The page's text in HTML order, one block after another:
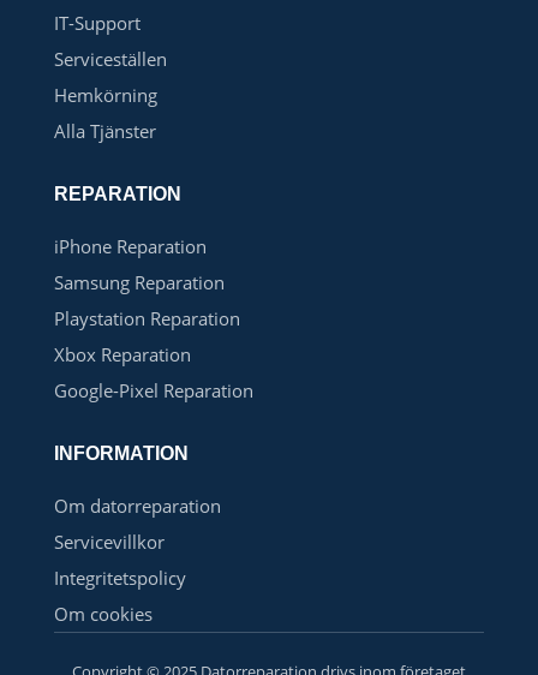
IT-Support
Serviceställen
Hemkörning
Alla Tjänster
REPARATION
iPhone Reparation
Samsung Reparation
Playstation Reparation
Xbox Reparation
Google-Pixel Reparation
INFORMATION
Om datorreparation
Servicevillkor
Integritetspolicy
Om cookies